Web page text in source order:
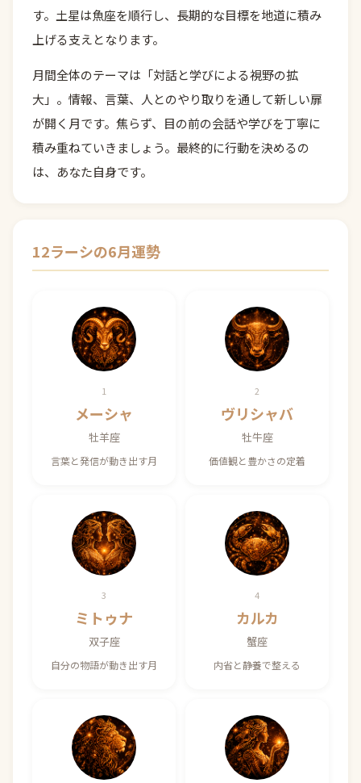
す。土星は魚座を順行し、長期的な目標を地道に積み
上げる支えとなります。
月間全体のテーマは「対話と学びによる視野の拡
大」。情報、言葉、人とのやり取りを通して新しい扉
が開く月です。焦らず、目の前の会話や学びを丁寧に
積み重ねていきましょう。最終的に行動を決めるの
は、あなた自身です。
12ラーシの6月運勢
1
メーシャ
牡羊座
言葉と発信が動き出す月
2
ヴリシャバ
牡牛座
価値観と豊かさの定着
3
ミトゥナ
双子座
自分の物語が動き出す月
4
カルカ
蟹座
内省と静養で整える